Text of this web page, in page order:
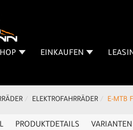
EINKAUFEN
ELEKTROFAHRRÄDER E-MTB
PRODUKTDETAILS VARIANTEN